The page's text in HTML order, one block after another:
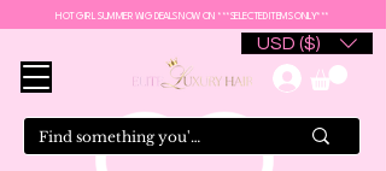
HOT GIRL SUMMER WIG DEALS NOW ON ***SELECTED ITEMS ONLY***
USD ($)